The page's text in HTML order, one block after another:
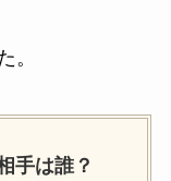
。
手は誰？